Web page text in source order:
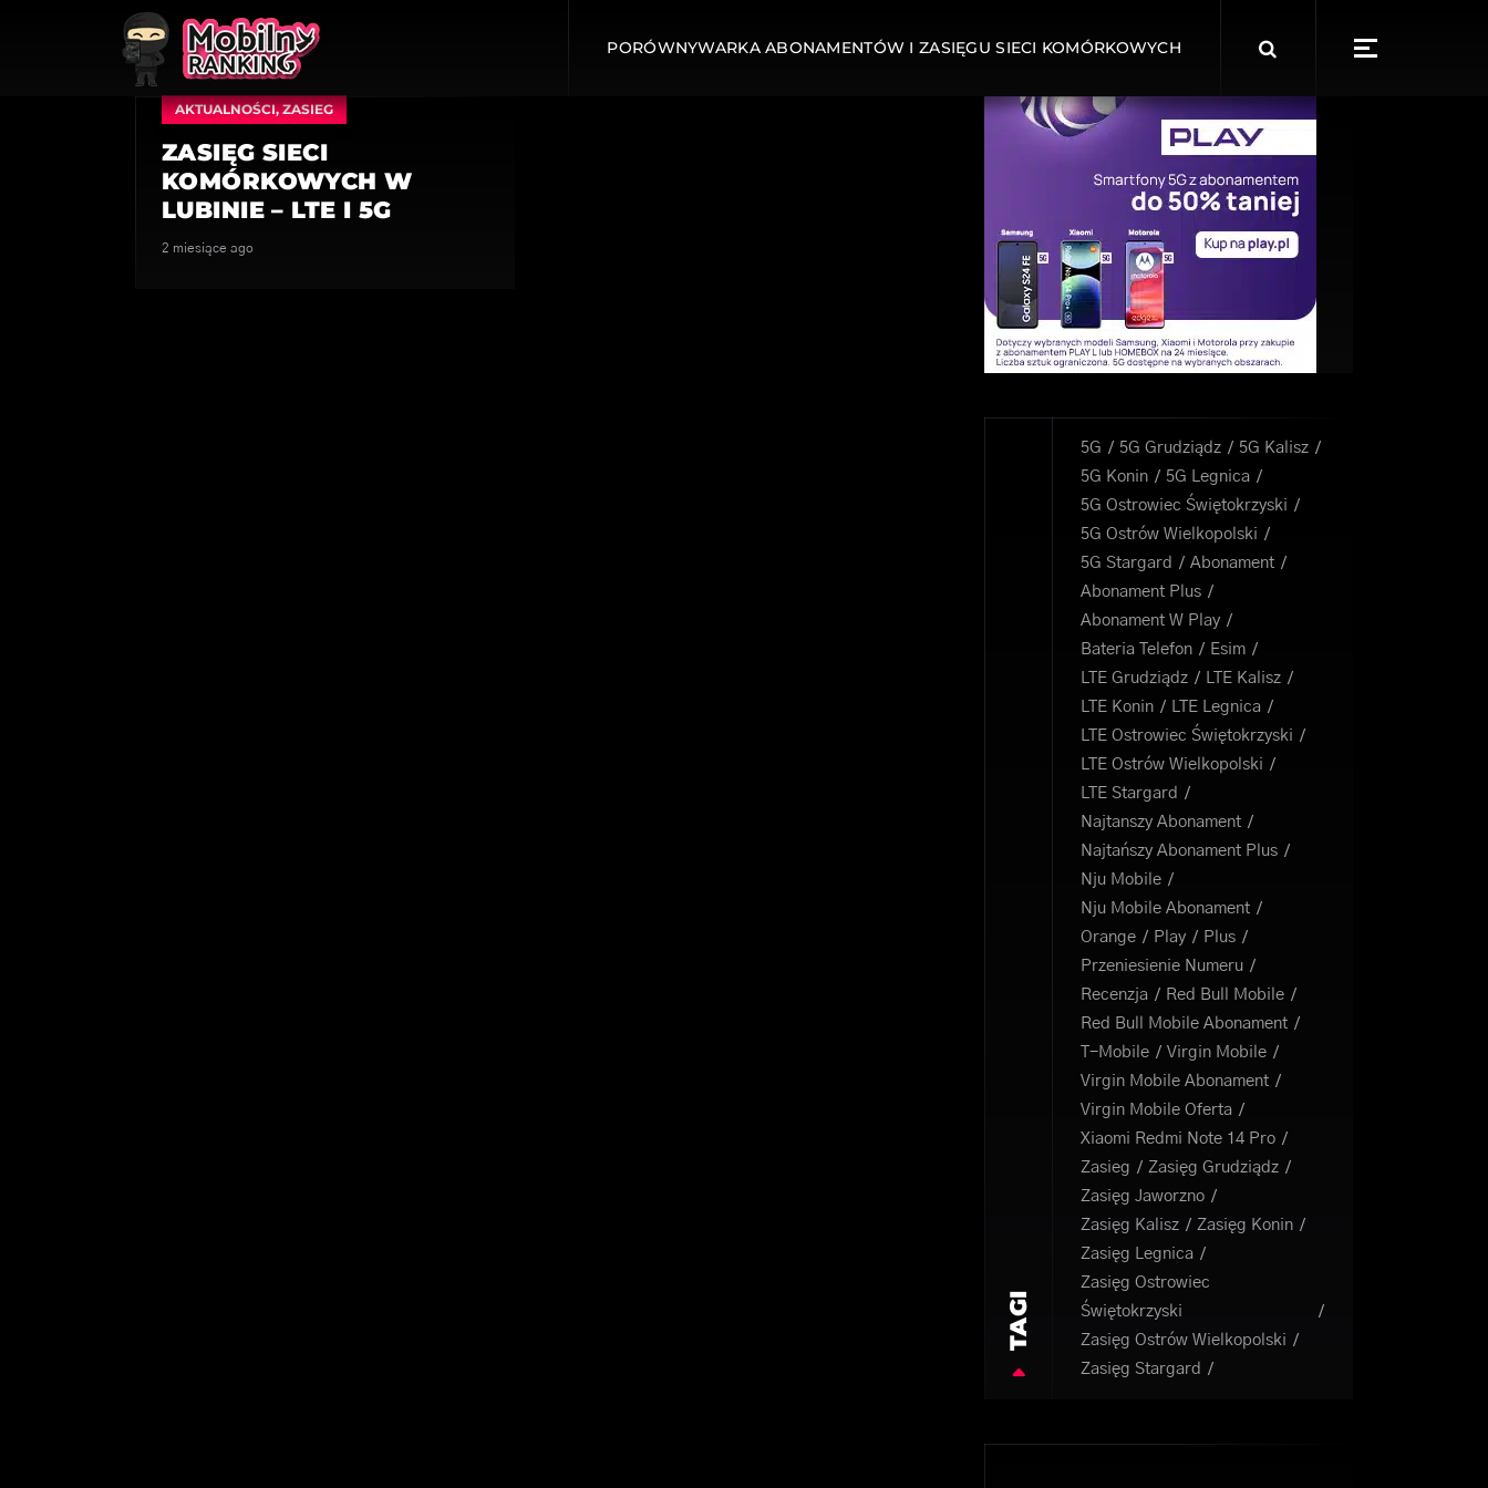
PORÓWNYWARKA ABONAMENTÓW I ZASIĘGU SIECI KOMÓRKOWYCH
for:
AKTUALNOŚCI,ZASIEG
ZASIĘG SIECI
KOMÓRKOWYCH W
LUBINIE – LTE I 5G
2 miesiące ago
TAGI
5G 5G Grudziądz
5G Kalisz
5G Konin
5G Legnica
5G Ostrowiec Świętokrzyski
5G Ostrów Wielkopolski
5G Stargard
Abonament
Abonament Plus
Abonament W Play
Bateria Telefon
Esim
LTE Grudziądz
LTE Kalisz
LTE Konin
LTE Legnica
LTE Ostrowiec Świętokrzyski
LTE Ostrów Wielkopolski
LTE Stargard
Najtanszy Abonament
Najtańszy Abonament Plus
Nju Mobile
Nju Mobile Abonament
Orange
Play
Plus
Przeniesienie Numeru
Recenzja
Red Bull Mobile
Red Bull Mobile Abonament
T-Mobile
Virgin Mobile
Virgin Mobile Abonament
Virgin Mobile Oferta
Xiaomi Redmi Note 14 Pro
Zasieg
Zasięg Grudziądz
Zasięg Jaworzno
Zasięg Kalisz
Zasięg Konin
Zasięg Legnica
Zasięg Ostrowiec
Świętokrzyski
Zasięg Ostrów Wielkopolski
Zasięg Stargard